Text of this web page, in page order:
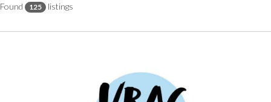
Found 125 listings